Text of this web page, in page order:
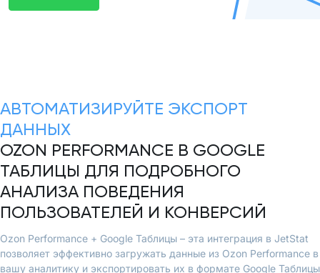
АВТОМАТИЗИРУЙТЕ ЭКСПОРТ
ДАННЫХ
OZON PERFORMANCE В GOOGLE
ТАБЛИЦЫ ДЛЯ ПОДРОБНОГО
АНАЛИЗА ПОВЕДЕНИЯ
ПОЛЬЗОВАТЕЛЕЙ И КОНВЕРСИЙ
Ozon Performance + Google Таблицы – эта интеграция в JetStat
позволяет эффективно загружать данные из Ozon Performance в
вашу аналитику и экспортировать их в формате Google Таблицы